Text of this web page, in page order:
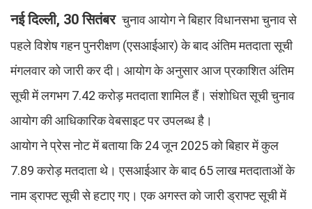
नई दिल्ली, 30 सितंबर चुनाव आयोग ने बिहार विधानसभा चुनाव से
पहले विशेष गहन पुनरीक्षण (एसआईआर) के बाद अंतिम मतदाता सूची
मंगलवार को जारी कर दी। आयोग के अनुसार आज प्रकाशित अंतिम
सूची में लगभग 7.42 करोड़ मतदाता शामिल हैं। संशोधित सूची चुनाव
आयोग की आधिकारिक वेबसाइट पर उपलब्ध है।
आयोग ने प्रेस नोट में बताया कि 24 जून 2025 को बिहार में कुल
7.89 करोड़ मतदाता थे। एसआईआर के बाद 65 लाख मतदाताओं के
नाम ड्राफ्ट सूची से हटाए गए। एक अगस्त को जारी ड्राफ्ट सूची में